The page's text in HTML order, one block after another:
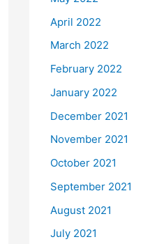
April 2022
March 2022
February 2022
January 2022
December 2021
November 2021
October 2021
September 2021
August 2021
July 2021